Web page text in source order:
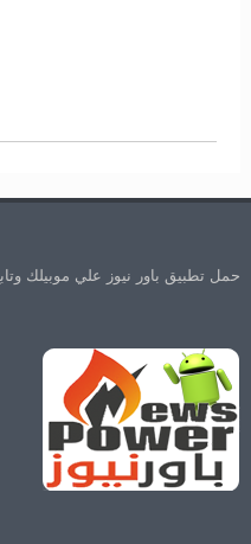
حمل تطبيق باور نيوز علي موبيلك